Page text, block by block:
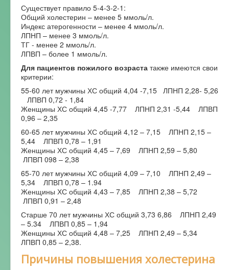
Существует правило 5-4-3-2-1:
Общий холестерин – менее 5 ммоль/л.
Индекс атерогенности – менее 4 ммоль/л.
ЛПНП – менее 3 ммоль/л.
ТГ - менее 2 ммоль/л.
ЛПВП – более 1 ммоль/л.
Для пациентов пожилого возраста также имеются свои
критерии:
55-60 лет мужчины ХС общий 4,04 -7,15 ЛПНП 2,28- 5,26
ЛПВП 0,72 - 1,84
Женщины ХС общий 4,45 -7,77 ЛПНП 2,31 -5,44 ЛПВП
0,96 – 2,35
60-65 лет мужчины ХС общий 4,12 – 7,15 ЛПНП 2,15 –
5,44 ЛПВП 0,78 – 1,91
Женщины ХС общий 4,45 – 7,69 ЛПНП 2,59 – 5,80
ЛПВП 098 – 2,38
65-70 лет мужчины ХС общий 4,09 – 7,10 ЛПНП 2,49 –
5,34 ЛПВП 0,78 – 1.94
Женщины ХС общий 4,43 – 7,85 ЛПНП 2,38 – 5,72
ЛПВП 0,91 – 2,48
Старше 70 лет мужчины ХС общий 3,73 6,86 ЛПНП 2,49
– 5.34 ЛПВП 0,85 – 1,94
Женщины ХС общий 4,48 – 7,25 ЛПНП 2,49 – 5,34
ЛПВП 0,85 – 2,38.
Причины повышения холестерина